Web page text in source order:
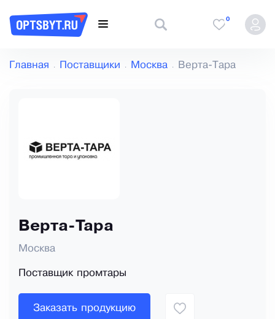
0
Главная Поставщики Москва Верта-Тара
Верта-Тара
Москва
Поставщик промтары
Заказать продукцию